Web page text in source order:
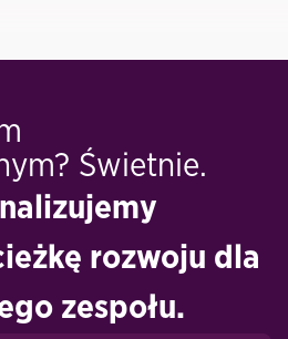
Świetnie.
rozwoju dla
zespołu.